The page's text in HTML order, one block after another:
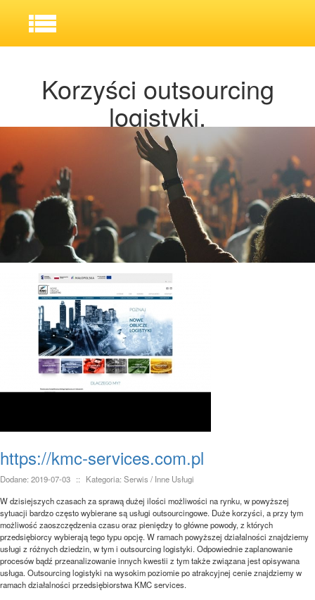
Korzyści outsourcing
logistyki.
https://kmc-services.com.pl
Dodane: 2019-07-03 ::
Kategoria: Serwis / Inne Usługi
W dzisiejszych czasach za sprawą dużej ilości możliwości na rynku, w powyższej
sytuacji bardzo często wybierane są usługi outsourcingowe. Duże korzyści, a przy tym
możliwość zaoszczędzenia czasu oraz pieniędzy to główne powody, z których
przedsiębiorcy wybierają tego typu opcję. W ramach powyższej działalności znajdziemy
usługi z różnych dziedzin, w tym i outsourcing logistyki. Odpowiednie zaplanowanie
procesów bądź przeanalizowanie innych kwestii z tym także związana jest opisywana
usługa. Outsourcing logistyki na wysokim poziomie po atrakcyjnej cenie znajdziemy w
ramach działalności przedsiębiorstwa KMC services.